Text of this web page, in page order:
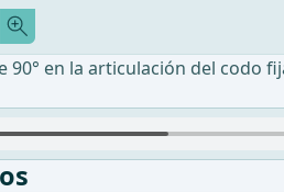
en la articulación del codo